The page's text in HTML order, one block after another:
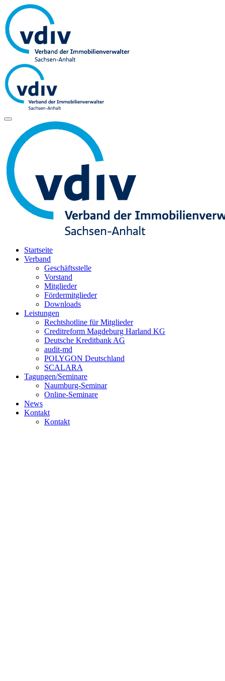
Startseite
Verband
Geschäftsstelle
Vorstand
Mitglieder
Fördermitglieder
Downloads
Leistungen
Rechtshotline für Mitglieder
Creditreform Magdeburg Harland KG
Deutsche Kreditbank AG
audit-md
POLYGON Deutschland
SCALARA
Tagungen/Seminare
Naumburg-Seminar
Online-Seminare
News
Kontakt
Kontakt